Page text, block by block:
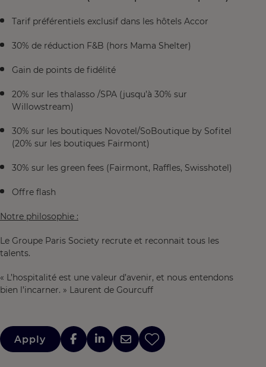
Tarif préférentiels exclusif dans les hôtels Accor
30% de réduction F&B (hors Mama Shelter)
Gain de points de fidélité
20% sur les thalasso /SPA (jusqu’à 30% sur
Willowstream)
30% sur les boutiques Novotel/SoBoutique by Sofitel
(20% sur les boutiques Fairmont)
30% sur les green fees (Fairmont, Raffles, Swisshotel)
Offre flash
Notre philosophie :
Le Groupe Paris Society recrute et reconnait tous les
talents.
« L’hospitalité est une valeur d’avenir, et nous entendons
bien l’incarner. » Laurent de Gourcuff
Apply